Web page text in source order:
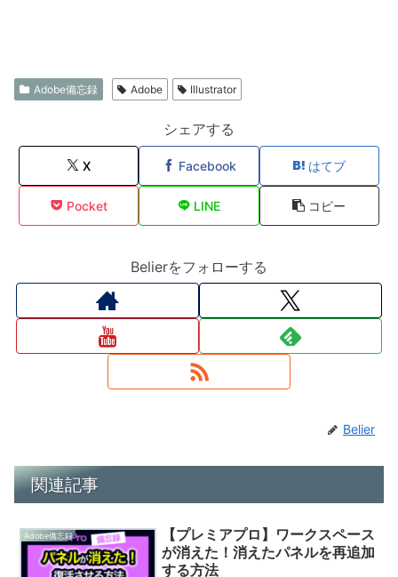
Adobe備忘録 Adobe Illustrator
シェアする
X Facebook はてブ
Pocket LINE コピー
Belierをフォローする
Belier
関連記事
Adobe備忘録
【プレミアプロ】ワークスペース
が消えた！消えたパネルを再追加
する方法